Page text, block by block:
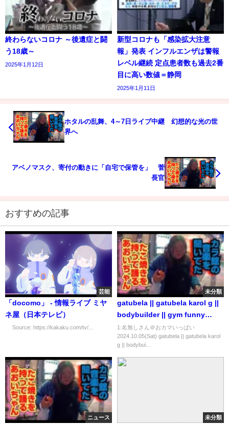
終わらないコロナ ～後遺症と闘
う18歳～
2025年1月12日
新型コロナも「感染拡大注意
報」発表 インフルエンザは警報
レベル継続 定点患者数も過去2番
目に高い数値＝静岡
2025年1月11日
ホタルの乱舞、4～7日ライブ中継 幻想的な光の世
界へ
アベノマスク、寄付の動きに「自宅で保管を」 菅
長官
おすすめの記事
芸能
「docomo」 - 情報ライブ ミヤ
ネ屋（日本テレビ）
Source: https://kakaku.com/tv/...
未分類
gatubela || gatubela karol g ||
bodybuilder || gym funny
video || gay bodybuilder ||
#shorts #gay 💪💪
1:名無しさん＠おカマいっぱい
2024.10.05(Sat) gatubela || gatubela karol
g || bodybui...
ニュース 未分類